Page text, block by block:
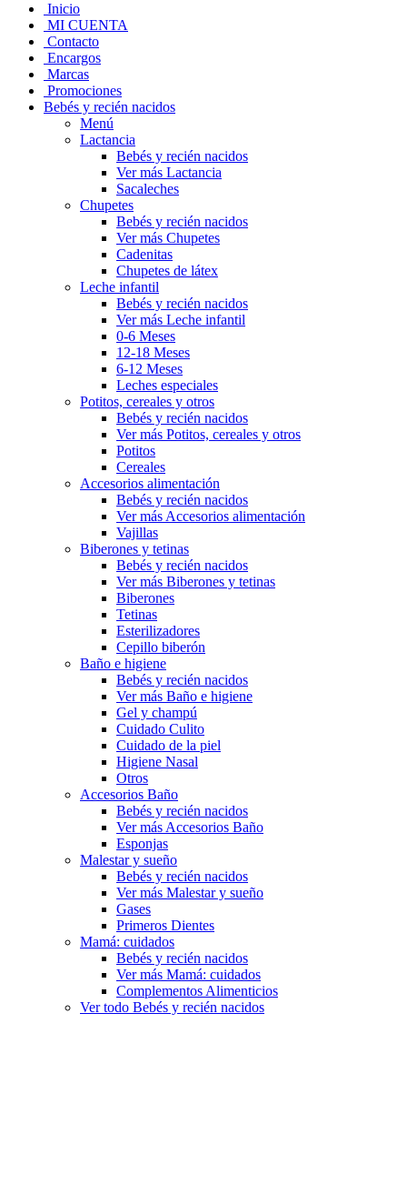
Inicio
MI CUENTA
Contacto
Encargos
Marcas
Promociones
Bebés y recién nacidos
Menú
Lactancia
Bebés y recién nacidos
Ver más Lactancia
Sacaleches
Chupetes
Bebés y recién nacidos
Ver más Chupetes
Cadenitas
Chupetes de látex
Leche infantil
Bebés y recién nacidos
Ver más Leche infantil
0-6 Meses
12-18 Meses
6-12 Meses
Leches especiales
Potitos, cereales y otros
Bebés y recién nacidos
Ver más Potitos, cereales y otros
Potitos
Cereales
Accesorios alimentación
Bebés y recién nacidos
Ver más Accesorios alimentación
Vajillas
Biberones y tetinas
Bebés y recién nacidos
Ver más Biberones y tetinas
Biberones
Tetinas
Esterilizadores
Cepillo biberón
Baño e higiene
Bebés y recién nacidos
Ver más Baño e higiene
Gel y champú
Cuidado Culito
Cuidado de la piel
Higiene Nasal
Otros
Accesorios Baño
Bebés y recién nacidos
Ver más Accesorios Baño
Esponjas
Malestar y sueño
Bebés y recién nacidos
Ver más Malestar y sueño
Gases
Primeros Dientes
Mamá: cuidados
Bebés y recién nacidos
Ver más Mamá: cuidados
Complementos Alimenticios
Ver todo Bebés y recién nacidos